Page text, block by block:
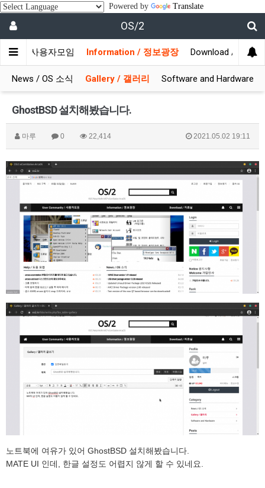
Powered by Translate
OS/2
/ 사용자모임 Information / 정보광장 Download / 자료실
News / OS 소식 Gallery / 갤러리 Software and Hardware
GhostBSD 설치해봤습니다.
마루 0 22,414 2021.05.02 19:11
노트북에 여유가 있어 GhostBSD 설치해봤습니다.
MATE UI 인데, 한글 설정도 어렵지 않게 할 수 있네요.